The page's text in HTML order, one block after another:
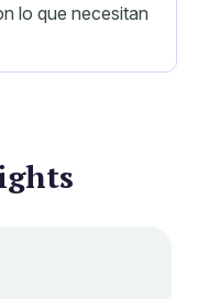
lo que necesitan